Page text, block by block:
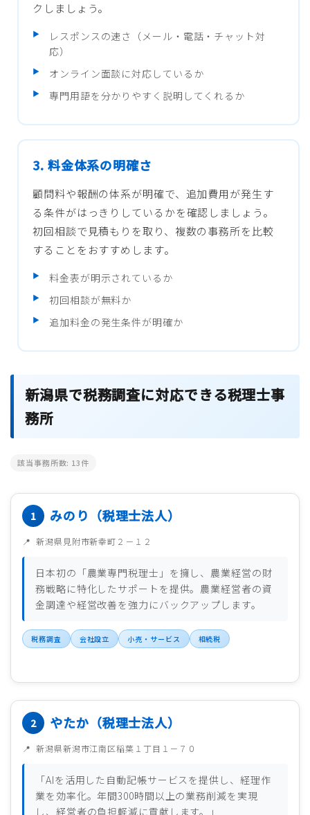
クしましょう。
レスポンスの速さ（メール・電話・チャット対
応）
オンライン面談に対応しているか
専門用語を分かりやすく説明してくれるか
3. 料金体系の明確さ
顧問料や報酬の体系が明確で、追加費用が発生す
る条件がはっきりしているかを確認しましょう。
初回相談で見積もりを取り、複数の事務所を比較
することをおすすめします。
料金表が明示されているか
初回相談が無料か
追加料金の発生条件が明確か
新潟県で税務調査に対応できる税理士事
務所
該当事務所数: 13件
みのり（税理士法人）
新潟県見附市新幸町２－１２
日本初の「農業専門税理士」を擁し、農業経営の財
務戦略に特化したサポートを提供。農業経営者の資
金調達や経営改善を強力にバックアップします。
税務調査 会社設立 小売・サービス 相続税
やたか（税理士法人）
新潟県新潟市江南区稲葉１丁目１－７０
「AIを活用した自動記帳サービスを提供し、経理作
業を効率化。年間300時間以上の業務削減を実現
し、経営者の負担軽減に貢献します。」